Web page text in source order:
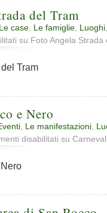
del Tram
Le case, Le famiglie, Luoghi
su Foto Angela Strada
Tram
e Nero
Le manifestazioni
disabilitati su